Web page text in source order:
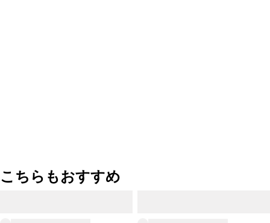
こちらもおすすめ